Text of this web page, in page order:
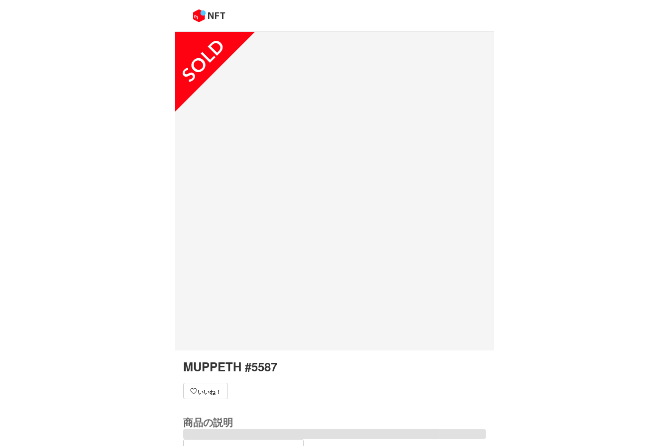
MUPPETH #5587
いいね！
商品の説明